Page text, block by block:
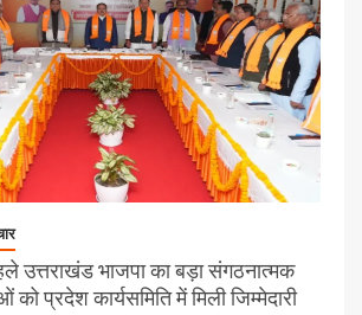
उत्तराखंड भाजपा का बड़ा संगठनात्मक
को प्रदेश कार्यसमिति में मिली जिम्मेदारी